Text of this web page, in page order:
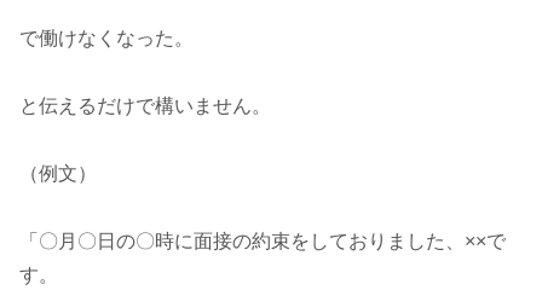
で働けなくなった。
と伝えるだけで構いません。
（例文）
「〇月〇日の〇時に面接の約束をしておりました、××で
す。